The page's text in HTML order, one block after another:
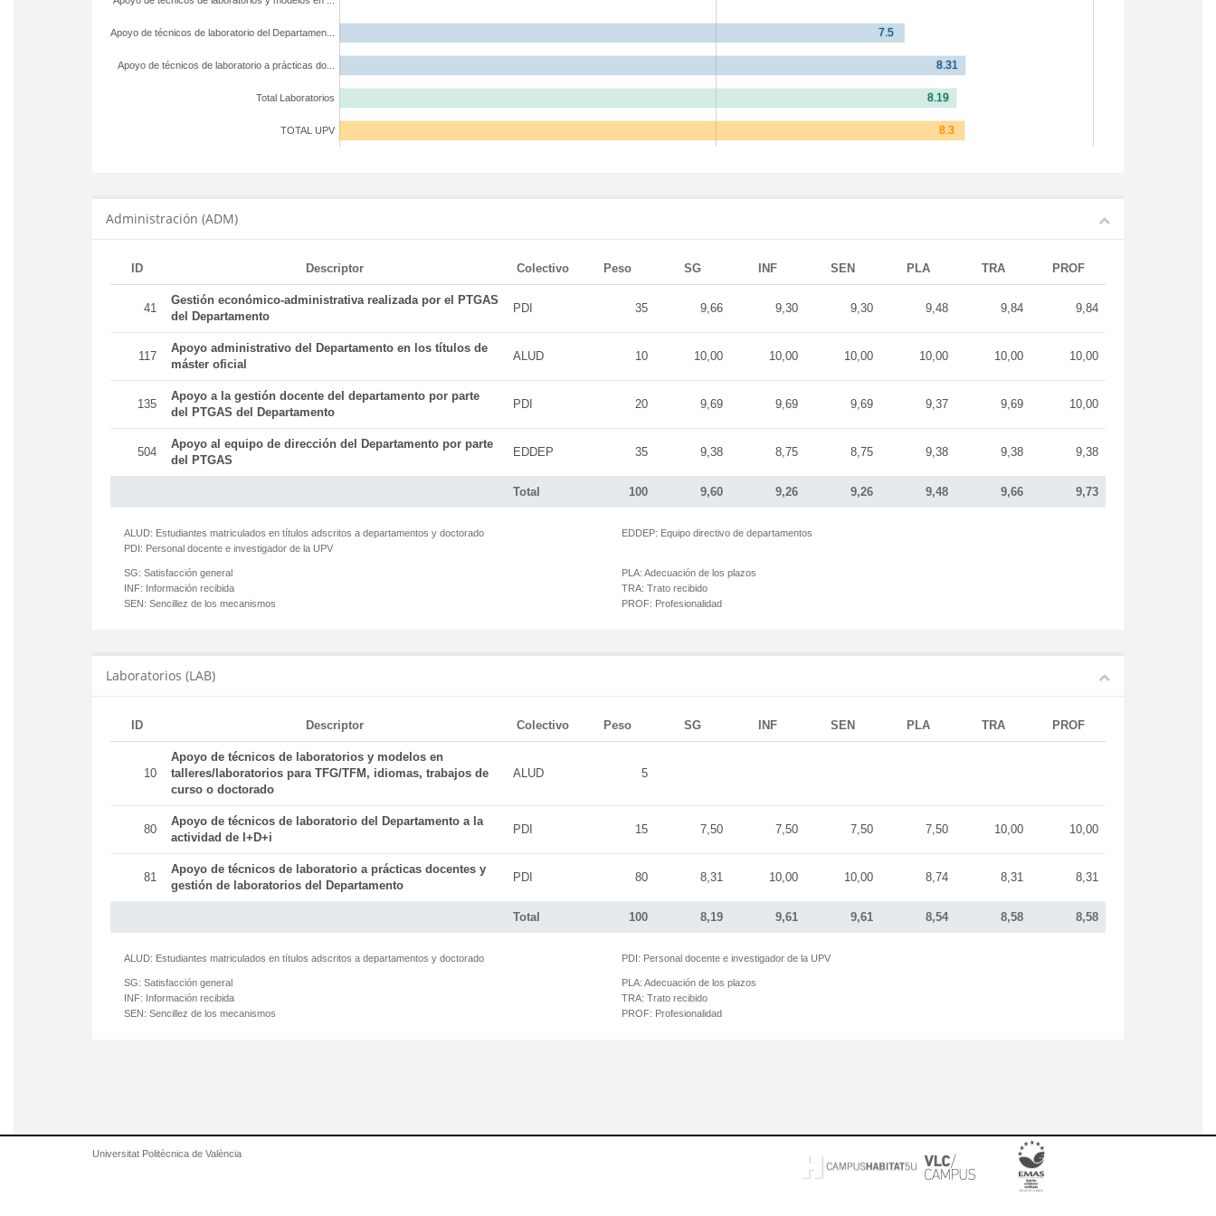
TOTAL UPV
Total Laboratorios
Apoyo de técnicos de laboratorio a prácticas do...
Apoyo de técnicos de laboratorio del Departamen...
Administración (ADM)
ID Descriptor Colectivo Peso SG INF SEN PLA TRA PROF
Total 100 9,60 9,26 9,26 9,48 9,66 9,73
41
Gestión económico-administrativa realizada por el PTGAS
del Departamento
PDI 35 9,66 9,30 9,30 9,48 9,84 9,84
117
Apoyo administrativo del Departamento en los títulos de
máster oficial
ALUD 10 10,00 10,00 10,00 10,00 10,00 10,00
135
Apoyo a la gestión docente del departamento por parte
del PTGAS del Departamento
PDI 20 9,69 9,69 9,69 9,37 9,69 10,00
504
Apoyo al equipo de dirección del Departamento por parte
del PTGAS
EDDEP 35 9,38 8,75 8,75 9,38 9,38 9,38
ALUD: Estudiantes matriculados en títulos adscritos a departamentos y doctorado
PDI: Personal docente e investigador de la UPV
EDDEP: Equipo directivo de departamentos
SG: Satisfacción general
INF: Información recibida
SEN: Sencillez de los mecanismos
PLA: Adecuación de los plazos
TRA: Trato recibido
PROF: Profesionalidad
Laboratorios (LAB)
ID Descriptor Colectivo Peso SG INF SEN PLA TRA PROF
Total 100 8,19 9,61 9,61 8,54 8,58 8,58
10
Apoyo de técnicos de laboratorios y modelos en
talleres/laboratorios para TFG/TFM, idiomas, trabajos de
curso o doctorado
ALUD 5
80
Apoyo de técnicos de laboratorio del Departamento a la
actividad de I+D+i
PDI 15 7,50 7,50 7,50 7,50 10,00 10,00
81
Apoyo de técnicos de laboratorio a prácticas docentes y
gestión de laboratorios del Departamento
PDI 80 8,31 10,00 10,00 8,74 8,31 8,31
ALUD: Estudiantes matriculados en títulos adscritos a departamentos y doctorado PDI: Personal docente e investigador de la UPV
SG: Satisfacción general
INF: Información recibida
SEN: Sencillez de los mecanismos
PLA: Adecuación de los plazos
TRA: Trato recibido
PROF: Profesionalidad
Universitat Politècnica de València